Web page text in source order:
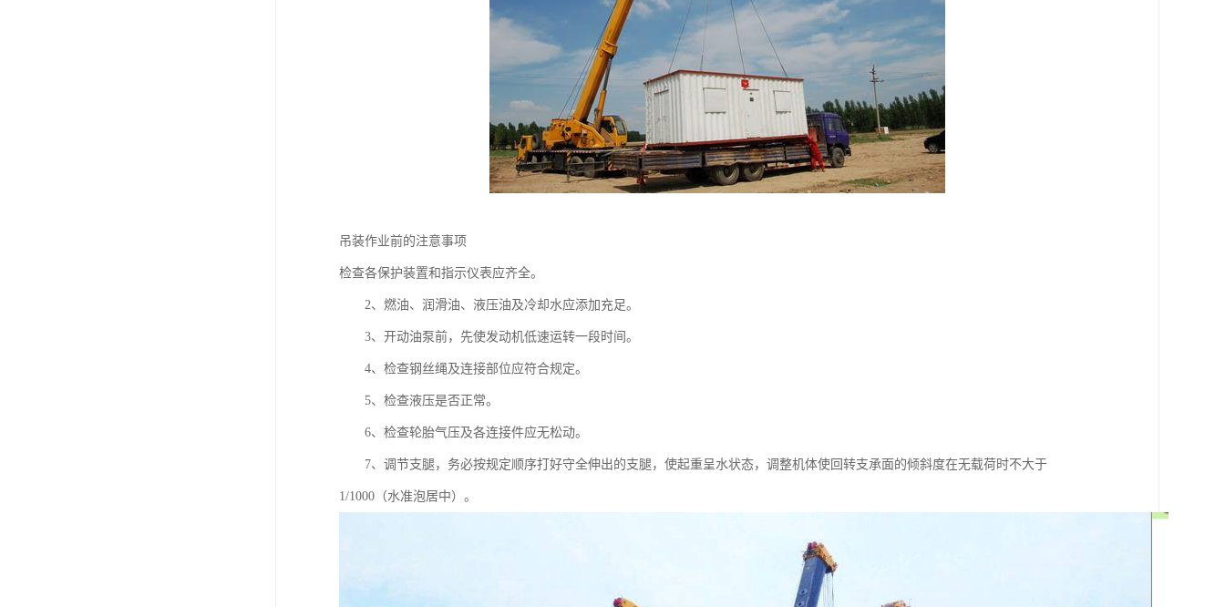
吊装作业前的注意事项
检查各保护装置和指示仪表应齐全。
2、燃油、润滑油、液压油及冷却水应添加充足。
3、开动油泵前，先使发动机低速运转一段时间。
4、检查钢丝绳及连接部位应符合规定。
5、检查液压是否正常。
6、检查轮胎气压及各连接件应无松动。
7、调节支腿，务必按规定顺序打好守全伸出的支腿，使起重呈水状态，调整机体使回转支承面的倾斜度在无载荷时不大于
1/1000（水准泡居中）。